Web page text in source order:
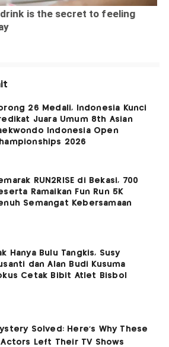
26 Medali, Indonesia Kunci
Juara Umum 8th Asian
Indonesia Open
2026
RUN2RISE di Bekasi, 700
Ramaikan Fun Run 5K
Semangat Kebersamaan
Hanya Bulu Tangkis, Susy
dan Alan Budi Kusuma
Cetak Bibit Atlet Bisbol